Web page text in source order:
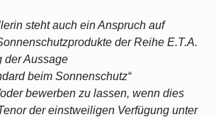
steht auch ein Anspruch auf
der Reihe E.T.A.
der Aussage
beim Sonnenschutz“
bewerben zu lassen, wenn dies
der einstweiligen Verfügung unter